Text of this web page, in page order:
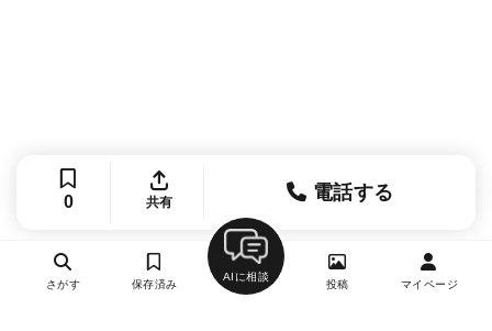
0 共有 電話する
さがす 保存済み
AIに相談
投稿 マイページ